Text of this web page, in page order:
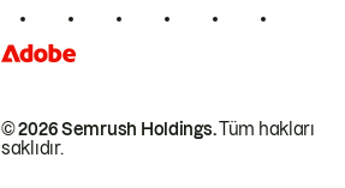
© 2026 Semrush Holdings.Tüm hakları
saklıdır.